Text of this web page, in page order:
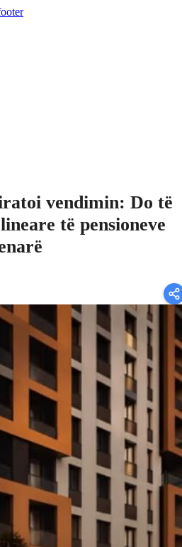
vendimin: Do të
të pensioneve